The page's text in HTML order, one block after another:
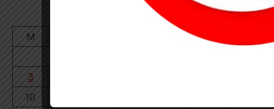
August 2026
M
S
3
10